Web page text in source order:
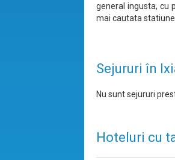
general ingusta, cu
mai cautata
Sejururi în
Nu sunt sejururi
Hoteluri cu